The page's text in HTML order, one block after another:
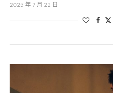
2025 年 7 月 22 日